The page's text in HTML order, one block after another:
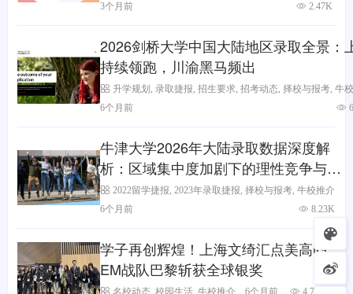
3个月前
2.47K
2026剑桥大学中国大陆地区录取全景：
持续领跑，川渝黑马频出
升学规划 录取捷报 招生要求 招考动态 择校与报考 牛
6个月前
牛津大学2026年大陆录取数据深度解
析：区域集中度加剧下的理性竞争与战
略突围
2022留学捷报 2023年录取捷报 择校与报考 牛校推介
6个月前
8.23K
学子再创辉煌！上海文绮汇点美高iG
EM战队巴黎斩获全球银奖
名校动态 校园生活 牛校推介 6个月前 4.74K